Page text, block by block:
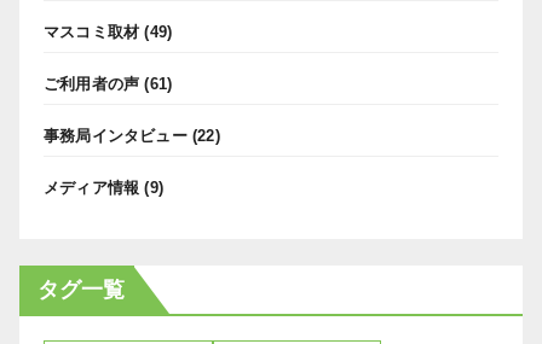
マスコミ取材 (49)
ご利用者の声 (61)
事務局インタビュー(22)
メディア情報 (9)
タグ一覧